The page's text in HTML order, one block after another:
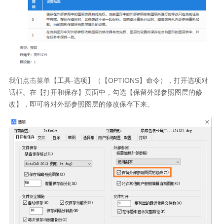
我们点击菜单【工具-选项】（【OPTIONS】命令），打开选项对
话框。在【打开和保存】页面中，勾选【保留外部参照图层的修
改】，即可将对外部参照图层的修改保存下来。